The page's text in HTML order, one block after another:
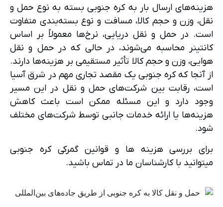
هزینه‌های ارسال بار به کره جنوبی بسته به نوع حمل و
نقل، وزن و حجم کالا، مسافت و نوع بسته‌بندی متفاوت
است. در حمل و نقل دریایی، نرخ‌ها معمولاً بر اساس
کانتینر محاسبه می‌شوند، در حالی که در حمل و نقل
هوایی، وزن و حجم کالا تأثیر مستقیمی بر هزینه‌ها دارند.
از آنجا که کره جنوبی یک مقصد تجاری مهم در شرق آسیا
است، رقابت بین شرکت‌های حمل و نقل در این مسیر
وجود دارد و این مسئله ممکن است باعث کاهش
هزینه‌ها یا ارائه خدمات جانبی توسط شرکت‌های مختلف
شود.
برای بررسی هزینه ها و قوانین گمرکی کره جنوبی
میتوانید با کارشناسان ما در تماس باشید.